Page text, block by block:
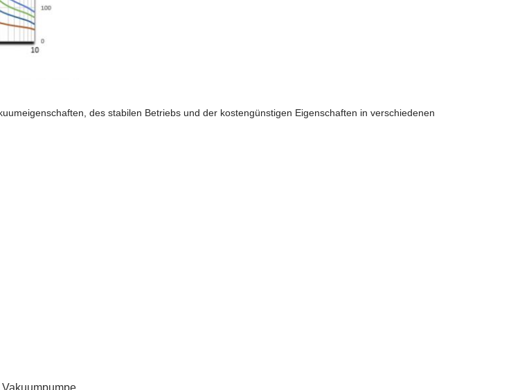
des stabilen Betriebs und der kostengünstigen Eigenschaften in verschiedenen